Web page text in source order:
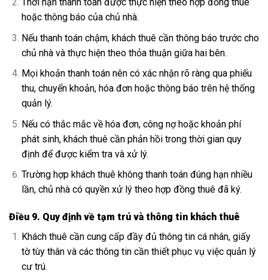
hoặc thông báo của chủ nhà.
Nếu thanh toán chậm, khách thuê cần thông báo trước cho
chủ nhà và thực hiện theo thỏa thuận giữa hai bên.
Mọi khoản thanh toán nên có xác nhận rõ ràng qua phiếu
thu, chuyển khoản, hóa đơn hoặc thông báo trên hệ thống
quản lý.
Nếu có thắc mắc về hóa đơn, công nợ hoặc khoản phí
phát sinh, khách thuê cần phản hồi trong thời gian quy
định để được kiểm tra và xử lý.
Trường hợp khách thuê không thanh toán đúng hạn nhiều
lần, chủ nhà có quyền xử lý theo hợp đồng thuê đã ký.
Điều 9. Quy định về tạm trú và thông tin khách thuê
Khách thuê cần cung cấp đầy đủ thông tin cá nhân, giấy
tờ tùy thân và các thông tin cần thiết phục vụ việc quản lý
cư trú.